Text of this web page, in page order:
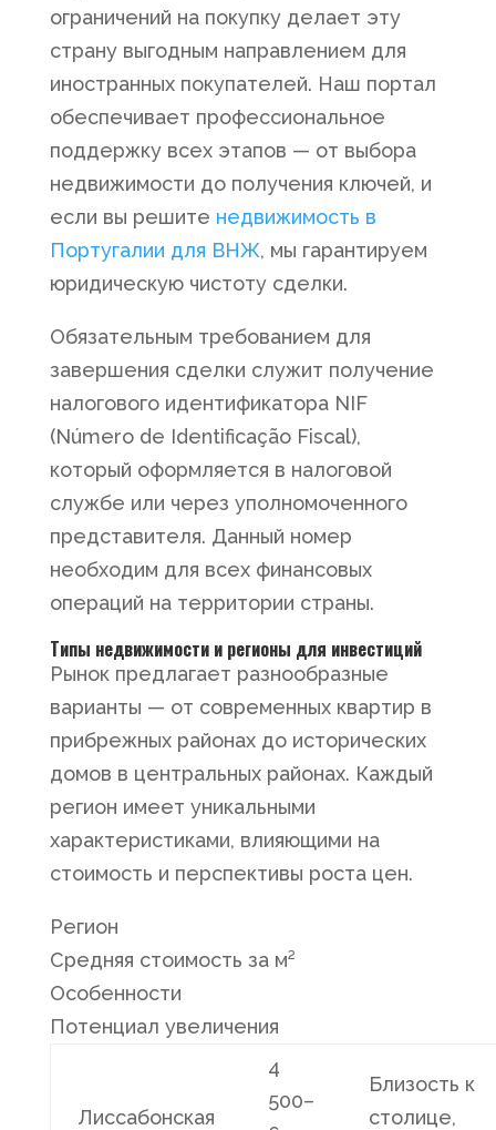
ограничений на покупку делает эту
страну выгодным направлением для
иностранных покупателей. Наш портал
обеспечивает профессиональное
поддержку всех этапов — от выбора
недвижимости до получения ключей, и
если вы решите недвижимость в
Португалии для ВНЖ, мы гарантируем
юридическую чистоту сделки.
Обязательным требованием для
завершения сделки служит получение
налогового идентификатора NIF
(Número de Identificação Fiscal),
который оформляется в налоговой
службе или через уполномоченного
представителя. Данный номер
необходим для всех финансовых
операций на территории страны.
Типы недвижимости и регионы для инвестиций
Рынок предлагает разнообразные
варианты — от современных квартир в
прибрежных районах до исторических
домов в центральных районах. Каждый
регион имеет уникальными
характеристиками, влияющими на
стоимость и перспективы роста цен.
Регион
Средняя стоимость за м²
Особенности
Потенциал увеличения
Лиссабонская
4
500–
Близость к
столице,